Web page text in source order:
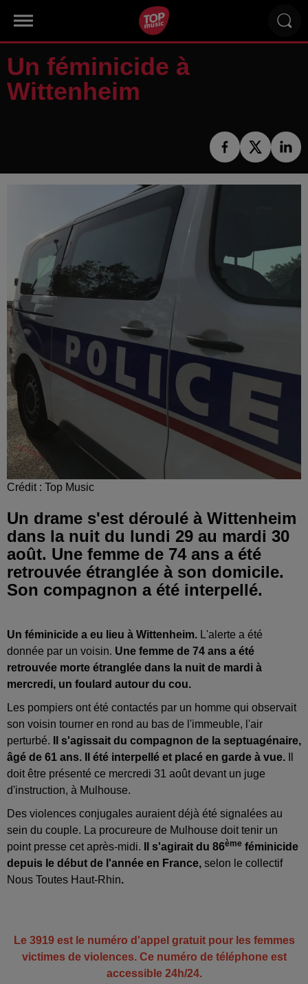
Un féminicide à
Wittenheim
Crédit : Top Music
Un drame s'est déroulé à Wittenheim
dans la nuit du lundi 29 au mardi 30
août. Une femme de 74 ans a été
retrouvée étranglée à son domicile.
Son compagnon a été interpellé.
Un féminicide a eu lieu à Wittenheim. L'alerte a été
donnée par un voisin. Une femme de 74 ans a été
retrouvée morte étranglée dans la nuit de mardi à
mercredi, un foulard autour du cou.
Les pompiers ont été contactés par un homme qui observait
son voisin tourner en rond au bas de l'immeuble, l'air
perturbé.
Il s'agissait du compagnon de la septuagénaire,
âgé de 61 ans. Il été interpellé et placé en garde à vue.
doit être présenté ce mercredi 31 août devant un juge
d'instruction, à Mulhouse.
Des violences conjugales auraient déjà été signalées au
sein du couple. La procureure de Mulhouse doit tenir un
point presse cet après-midi. Il s'agirait du 86ème féminicide
depuis le début de l'année en France, selon le collectif
Nous Toutes Haut-Rhin.
Le 3919 est le numéro d'appel gratuit pour les femmes
victimes de violences. Ce numéro de téléphone est
accessible 24h/24.